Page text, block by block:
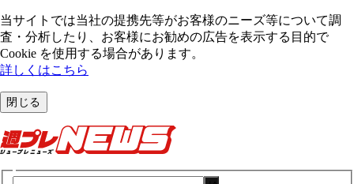
当サイトでは当社の提携先等がお客様のニーズ等について調
査・分析したり、お客様にお勧めの広告を表⽰する⽬的で
Cookie を使⽤する場合があります。
詳しくはこちら
閉じる